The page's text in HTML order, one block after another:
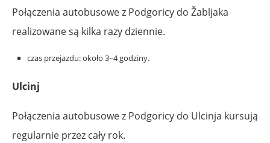
Połączenia autobusowe z Podgoricy do Žabljaka
realizowane są kilka razy dziennie.
czas przejazdu: około 3–4 godziny.
Ulcinj
Połączenia autobusowe z Podgoricy do Ulcinja kursują
regularnie przez cały rok.